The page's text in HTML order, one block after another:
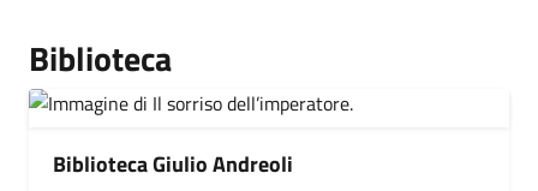
Biblioteca
Biblioteca Giulio Andreoli